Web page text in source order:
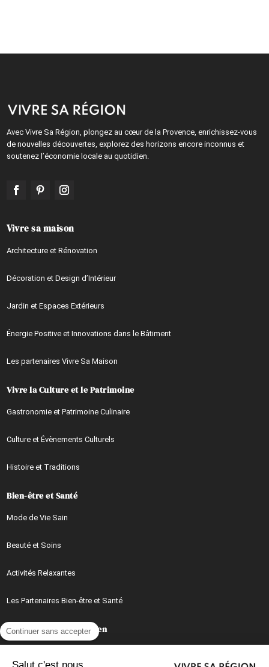
Continuer sans accepter
Avec Vivre Sa Région, plongez au cœur de la Provence, enrichissez-vous
de nouvelles découvertes, explorez des horizons encore inconnus et
soutenez l’économie locale au quotidien.
Vivre sa maison
Architecture et Rénovation
Décoration et Design d’Intérieur
Jardin et Espaces Extérieurs
Énergie Positive et Innovations dans le Bâtiment
Les partenaires Vivre Sa Maison
Vivre la Culture et le Patrimoine
Gastronomie et Patrimoine Culinaire
Culture et Évènements Culturels
Histoire et Traditions
Bien-être et Santé
Mode de Vie Sain
Beauté et Soins
Activités Relaxantes
Les Partenaires Bien-être et Santé
Mieux Vivre au Quotidien